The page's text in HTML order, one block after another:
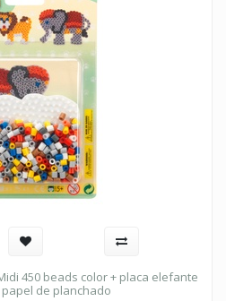
450 beads color + placa elefante
de planchado